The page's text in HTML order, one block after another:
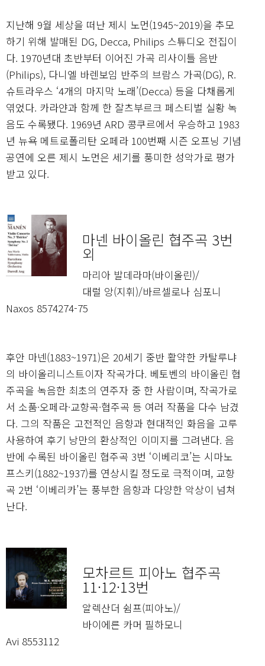
지난해 9월 세상을 떠난 제시 노먼(1945~2019)을 추모
하기 위해 발매된 DG, Decca, Philips 스튜디오 전집이
다. 1970년대 초반부터 이어진 가곡 리사이틀 음반
(Philips), 다니엘 바렌보임 반주의 브람스 가곡(DG), R.
슈트라우스 ‘4개의 마지막 노래’(Decca) 등을 다채롭게
엮었다. 카라얀과 함께 한 잘츠부르크 페스티벌 실황 녹
음도 수록됐다. 1969년 ARD 콩쿠르에서 우승하고 1983
년 뉴욕 메트로폴리탄 오페라 100번째 시즌 오프닝 기념
공연에 오른 제시 노먼은 세기를 풍미한 성악가로 평가
받고 있다.
마넨 바이올린 협주곡 3번
외
마리아 발데라마(바이올린)/
대럴 앙(지휘)/바르셀로나 심포니
Naxos 8574274-75
후안 마넨(1883~1971)은 20세기 중반 활약한 카탈루냐
의 바이올리니스트이자 작곡가다. 베토벤의 바이올린 협
주곡을 녹음한 최초의 연주자 중 한 사람이며, 작곡가로
서 소품·오페라·교향곡·협주곡 등 여러 작품을 다수 남겼
다. 그의 작품은 고전적인 음향과 현대적인 화음을 고루
사용하여 후기 낭만의 환상적인 이미지를 그려낸다. 음
반에 수록된 바이올린 협주곡 3번 ‘이베리코’는 시마노
프스키(1882~1937)를 연상시킬 정도로 극적이며, 교향
곡 2번 ‘이베리카’는 풍부한 음향과 다양한 악상이 넘쳐
난다.
모차르트 피아노 협주곡
11·12·13번
알렉산더 쉼프(피아노)/
바이에른 카머 필하모니
Avi 8553112